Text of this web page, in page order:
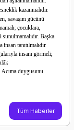
kazanma­lıdır.
savaşım gücünü
çocuklara,
Başka
tanıtılmalıdır.
insanı görmeli;
Acıma duygusunu
Tüm Haberler